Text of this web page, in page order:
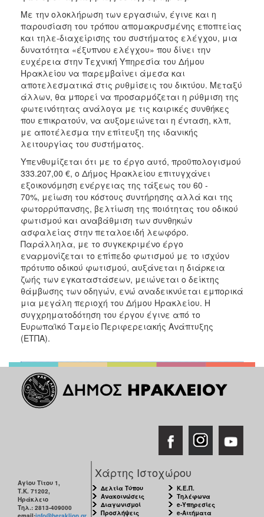
2006
ΤΟΠΟΣ
ΠΟΛΙΤΙΣΜΟΣ
ΑΝΘΕΚΤΙΚΗ
Με την ολοκλήρωση των εργασιών, έγινε και η
παρουσίαση του τρόπου απομακρυσμένης εποπτείας
και τηλε-διαχείρισης του συστήματος ελέγχου, μια
δυνατότητα «έξυπνου ελέγχου» που δίνει την
ευχέρεια στην Τεχνική Υπηρεσία του Δήμου
Ηρακλείου να παρεμβαίνει άμεσα και
αποτελεσματικά στις ρυθμίσεις του δικτύου. Μεταξύ
άλλων, θα μπορεί να προσαρμόζεται η ρύθμιση της
φωτεινότητας ανάλογα με τις καιρικές συνθήκες
που επικρατούν, να αυξομειώνεται η ένταση, κλπ,
με αποτέλεσμα την επίτευξη της ιδανικής
λειτουργίας του συστήματος.
Υπενθυμίζεται ότι με το έργο αυτό, προϋπολογισμού
333.207,00 €, ο Δήμος Ηρακλείου επιτυγχάνει
εξοικονόμηση ενέργειας της τάξεως του 60 -
70%, μείωση του κόστους συντήρησης αλλά και της
φωτορρύπανσης, βελτίωση της ποιότητας του οδικού
φωτισμού και αναβάθμιση των συνθηκών
ασφαλείας στην πεταλοειδή λεωφόρο.
Παράλληλα, με το συγκεκριμένο έργο
εναρμονίζεται το επίπεδο φωτισμού με το ισχύον
πρότυπο οδικού φωτισμού, αυξάνεται η διάρκεια
ζωής των εγκαταστάσεων, μειώνεται ο δείκτης
θάμβωσης των οδηγών, ενώ αναδεικνύεται εμπορικά
μια μεγάλη περιοχή του Δήμου Ηρακλείου. Η
συγχρηματοδότηση του έργου έγινε από το
Ευρωπαϊκό Ταμείο Περιφερειακής Ανάπτυξης
(ΕΤΠΑ).
Αγίου Τίτου 1,
Τ.Κ. 71202,
Ηράκλειο
Τηλ.: 2813-409000
Χάρτης Ιστοχώρου
Δελτία Τύπου
Ανακοινώσεις
Διαγωνισμοί
Προσλήψεις
Κ.Ε.Π.
Τηλέφωνα
e-Υπηρεσίες
e-Αιτήματα